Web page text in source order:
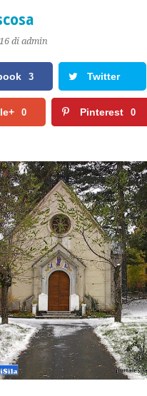
di admin
3 Twitter
0 Pinterest 0